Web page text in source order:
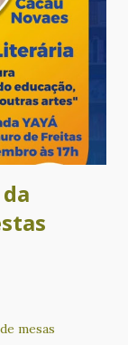
vai compor o
chegou até
no qual o
ainda não
mulher...
mesas